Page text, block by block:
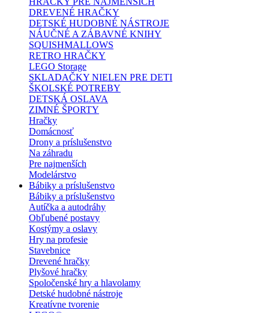
DREVENÉ HRAČKY
DETSKÉ HUDOBNÉ NÁSTROJE
NÁUČNÉ A ZÁBAVNÉ KNIHY
SQUISHMALLOWS
RETRO HRAČKY
LEGO Storage
SKLADAČKY NIELEN PRE DETI
ŠKOLSKÉ POTREBY
DETSKÁ OSLAVA
ZIMNÉ ŠPORTY
Hračky
Domácnosť
Drony a príslušenstvo
Na záhradu
Pre najmenších
Modelárstvo
Bábiky a príslušenstvo
Bábiky a príslušenstvo
Autíčka a autodráhy
Obľubené postavy
Kostýmy a oslavy
Hry na profesie
Stavebnice
Drevené hračky
Plyšové hračky
Spoločenské hry a hlavolamy
Detské hudobné nástroje
Kreatívne tvorenie